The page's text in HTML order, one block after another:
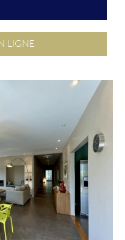
LIGNE